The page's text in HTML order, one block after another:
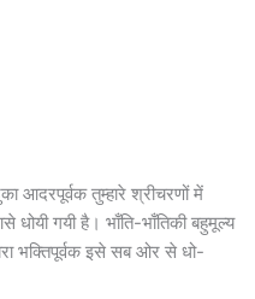
आदरपूर्वक तुम्हारे श्रीचरणों में
गयी है। भाँति-भाँतिकी बहुमूल्य
भक्तिपूर्वक इसे सब ओर से धो-